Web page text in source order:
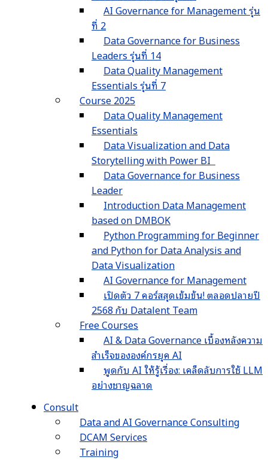
AI Governance for Management รุ่น
ที่ 2
Data Governance for Business
Leaders รุ่นที่ 14
Data Quality Management
Essentials รุ่นที่ 7
Course 2025
Data Quality Management
Essentials
Data Visualization and Data
Storytelling with Power BI
Data Governance for Business
Leader
Introduction Data Management
based on DMBOK
Python Programming for Beginner
and Python for Data Analysis and
Data Visualization
AI Governance for Management
เปิดตัว 7 คอร์สสุดเข้มข้น! ตลอดปลายปี
2568 กับ Datalent Team
Free Courses
AI & Data Governance เบื้องหลังความ
สำเร็จขององค์กรยุค AI
พูดกับ AI ให้รู้เรื่อง: เคล็ดลับการใช้ LLM
อย่างชาญฉลาด
Consult
Data and AI Governance Consulting
DCAM Services
Training